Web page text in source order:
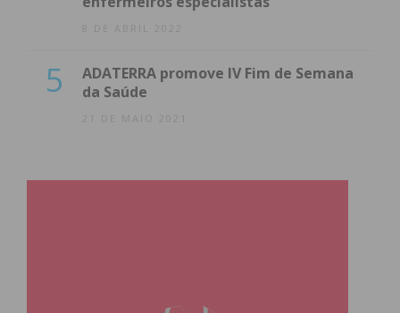
8 DE ABRIL 2022
5
ADATERRA promove IV Fim de Semana
da Saúde
21 DE MAIO 2021